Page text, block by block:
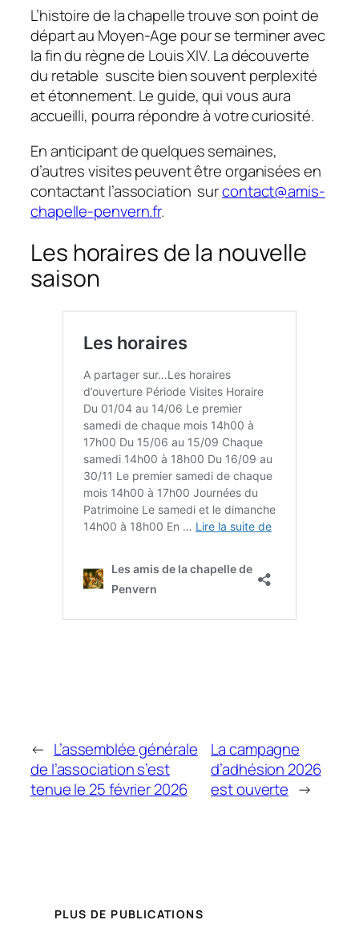
L’histoire de la chapelle trouve son point de
départ au Moyen-Age pour se terminer avec
la fin du règne de Louis XIV. La découverte
du retable suscite bien souvent perplexité
et étonnement. Le guide, qui vous aura
accueilli, pourra répondre à votre curiosité.
En anticipant de quelques semaines,
d’autres visites peuvent être organisées en
contactant l’association surcontact@amis-
chapelle-penvern.fr.
Les horaires de la nouvelle
saison
← L’assemblée générale
de l’association s’est
tenue le 25 février 2026
La campagne
d’adhésion 2026
est ouverte →
PLUS DE PUBLICATIONS